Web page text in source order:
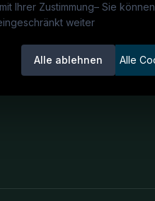
Ihrer Zustimmung– Sie
weiter
Alle ablehnen Alle